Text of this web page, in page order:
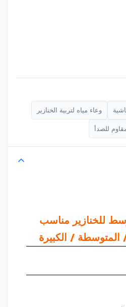
وعاء مياه لتربية الخنازير
للصدأ
للخنازير مناسب
المتوسطة / الكبيرة